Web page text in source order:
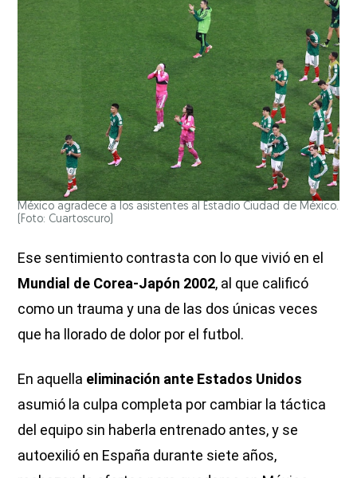
México agradece a los asistentes al Estadio Ciudad de México.
(Foto: Cuartoscuro)
Ese sentimiento contrasta con lo que vivió en el
Mundial de Corea-Japón 2002, al que calificó
como un trauma y una de las dos únicas veces
que ha llorado de dolor por el futbol.
En aquella eliminación ante Estados Unidos
asumió la culpa completa por cambiar la táctica
del equipo sin haberla entrenado antes, y se
autoexilió en España durante siete años,